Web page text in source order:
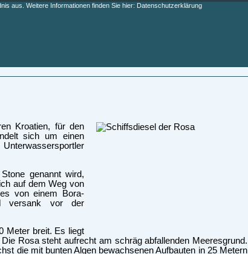
aus. Weitere Informationen finden Sie hier: Datenschutzerklärung
Kroatien, für den
sich um einen
genannt wird,
auf dem Weg von
von einem Bora-
versank vor der
Meter breit. Es liegt
Rosa steht aufrecht am schräg abfallenden Meeresgrund.
die mit bunten Algen bewachsenen Aufbauten in 25 Metern